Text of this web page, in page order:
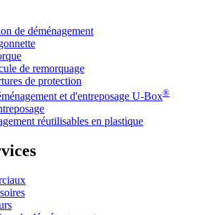
de déménagement
de remorquage
de protection
et d'entreposage U-Box®
réutilisables en plastique